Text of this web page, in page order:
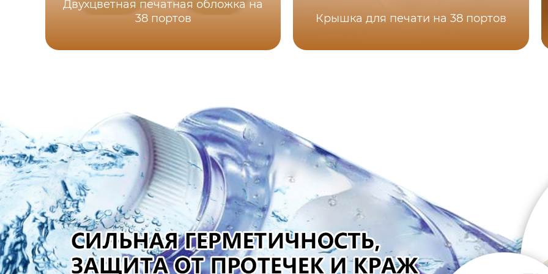
Двухцветная печатная обложка на
38 портов
Крышка для печати на 38 портов